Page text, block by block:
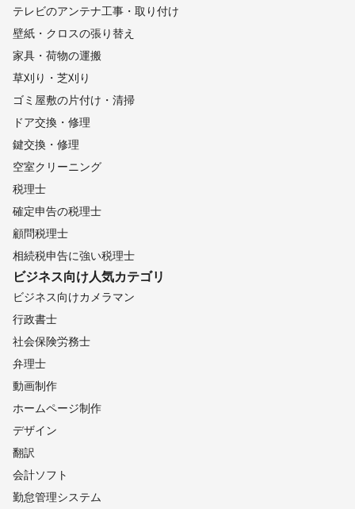
テレビのアンテナ工事・取り付け
壁紙・クロスの張り替え
家具・荷物の運搬
草刈り・芝刈り
ゴミ屋敷の片付け・清掃
ドア交換・修理
鍵交換・修理
空室クリーニング
税理士
確定申告の税理士
顧問税理士
相続税申告に強い税理士
ビジネス向け人気カテゴリ
ビジネス向けカメラマン
行政書士
社会保険労務士
弁理士
動画制作
ホームページ制作
デザイン
翻訳
会計ソフト
勤怠管理システム